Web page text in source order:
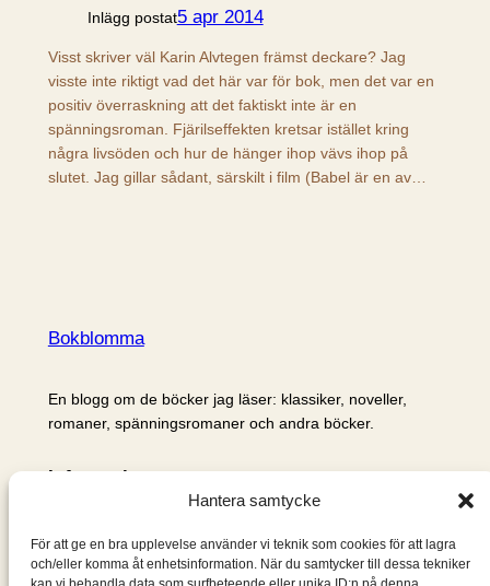
Hantera samtycke
För att ge en bra upplevelse använder vi teknik som cookies för att lagra
och/eller komma åt enhetsinformation. När du samtycker till dessa tekniker
Inlägg postat5 apr 2014
Visst skriver väl Karin Alvtegen främst deckare? Jag
visste inte riktigt vad det här var för bok, men det var en
positiv överraskning att det faktiskt inte är en
spänningsroman. Fjärilseffekten kretsar istället kring
några livsöden och hur de hänger ihop vävs ihop på
slutet. Jag gillar sådant, särskilt i film (Babel är en av…
Bokblomma
En blogg om de böcker jag läser: klassiker, noveller,
romaner, spänningsromaner och andra böcker.
Information
Om mig & om bloggen
S